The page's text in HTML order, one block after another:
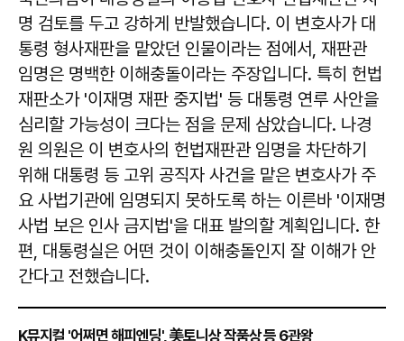
명 검토를 두고 강하게 반발했습니다. 이 변호사가 대
통령 형사재판을 맡았던 인물이라는 점에서, 재판관
임명은 명백한 이해충돌이라는 주장입니다. 특히 헌법
재판소가 '이재명 재판 중지법' 등 대통령 연루 사안을
심리할 가능성이 크다는 점을 문제 삼았습니다. 나경
원 의원은 이 변호사의 헌법재판관 임명을 차단하기
위해 대통령 등 고위 공직자 사건을 맡은 변호사가 주
요 사법기관에 임명되지 못하도록 하는 이른바 '이재명
사법 보은 인사 금지법'을 대표 발의할 계획입니다. 한
편, 대통령실은 어떤 것이 이해충돌인지 잘 이해가 안
간다고 전했습니다.
K뮤지컬 '어쩌면 해피엔딩', 美토니상 작품상 등 6관왕